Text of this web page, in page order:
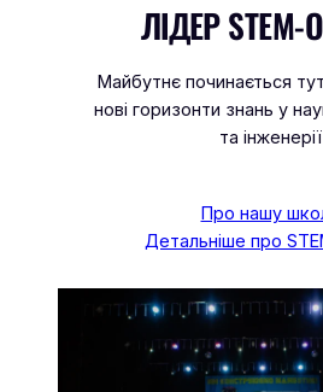
ЛІДЕР STEM-
Майбутнє починається
нові горизонти знань у
та інженерії
Про нашу
Детальніше про